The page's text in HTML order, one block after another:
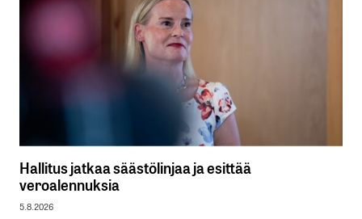
Hallitus jatkaa säästölinjaa ja esittää
veroalennuksia
5.8.2026